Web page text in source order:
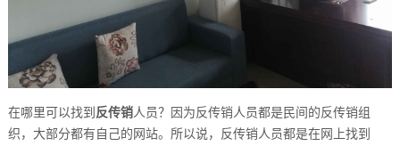
在哪里可以找到 反传销人员？因为反传销人员都是民间的反传销组
织，大部分都有自己的网站。所以说，反传销人员都是在网上找到